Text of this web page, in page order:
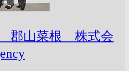
郡山菜根 株式会